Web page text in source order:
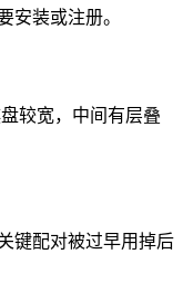
安装或注册。
较宽，中间有层叠
键配对被过早用掉后